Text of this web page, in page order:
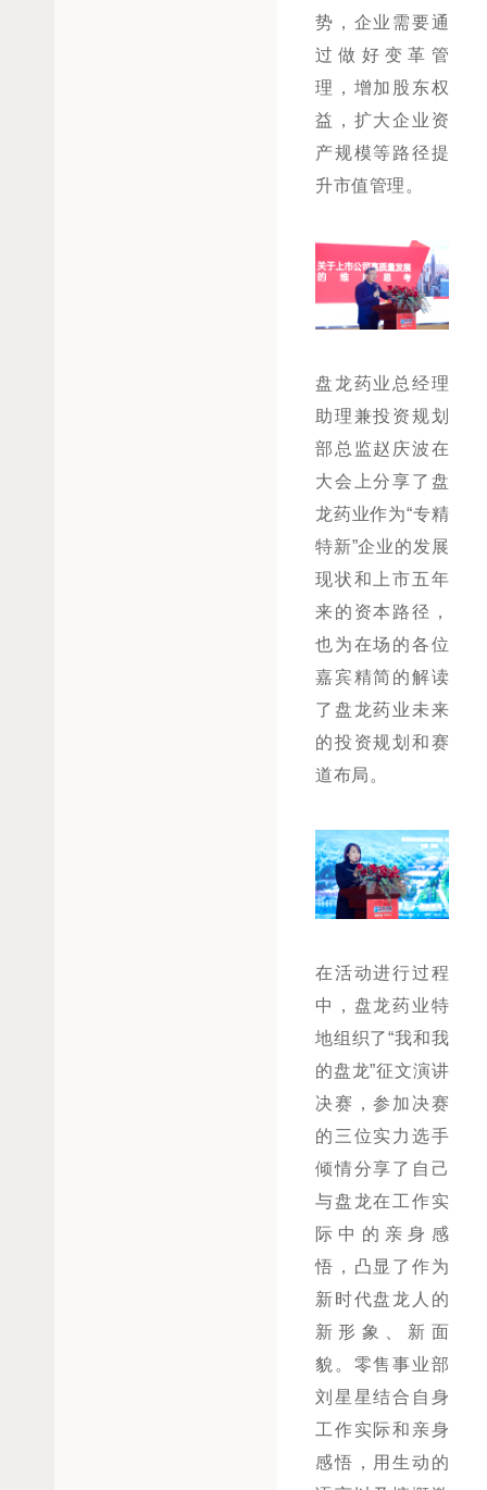
势，企业需要通
过做好变革管
理，增加股东权
益，扩大企业资
产规模等路径提
升市值管理。
盘龙药业总经理
助理兼投资规划
部总监赵庆波在
大会上分享了盘
龙药业作为“专精
特新”企业的发展
现状和上市五年
来的资本路径，
也为在场的各位
嘉宾精简的解读
了盘龙药业未来
的投资规划和赛
道布局。
在活动进行过程
中，盘龙药业特
地组织了“我和我
的盘龙”征文演讲
决赛，参加决赛
的三位实力选手
倾情分享了自己
与盘龙在工作实
际中的亲身感
悟，凸显了作为
新时代盘龙人的
新形象、新面
貌。零售事业部
刘星星结合自身
工作实际和亲身
感悟，用生动的